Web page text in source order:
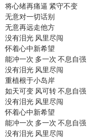
将心绪再痛逼 紧守不变
无意对一切话别
无意再远走他方
没有泪光 风里尽闯
怀着心中新希望
能冲一次 多一次 不息自强
没有泪光 风里尽闯
重植根于小岛岸
如天可变 风可转 不息自强
没有泪光 风里尽闯
怀着心中新希望
能冲一次 多一次 不息自强
没有泪光 风里尽闯